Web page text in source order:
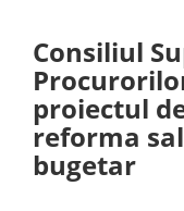
Consiliul
proiectul
reforma
bugetar